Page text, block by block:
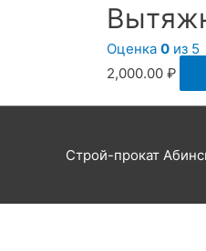
Оценка 0 из 5
2,000.00 ₽
Строй-прокат